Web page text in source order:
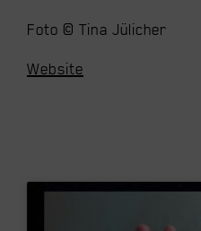
Foto © Tina Jülicher
Website